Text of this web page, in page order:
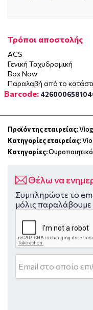
Τρόποι αποστολής
ACS
Γενική Ταχυδρομική
Box Now
Παραλαβή από το
Barcode:
Προϊόν της εταιρείας:
Κατηγορίες εταιρείας:
Κατηγορίες:
Θέλω να
Συμπληρώστε το
μόλις